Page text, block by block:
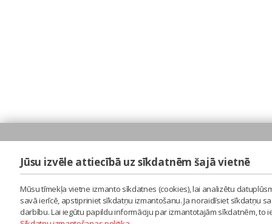
Jūsu izvēle attiecībā uz sīkdatnēm šajā vietnē
Mūsu tīmekļa vietne izmanto sīkdatnes (cookies), lai analizētu
savā ierīcē, apstipriniet sīkdatņu izmantošanu. Ja noraidīsiet sīkdatņu
darbību. Lai iegūtu papildu informāciju par izmantotajām sīkdatnēm,